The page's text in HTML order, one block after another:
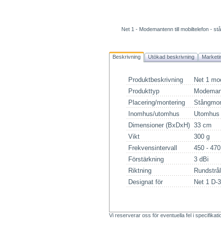
Net 1 - Modemantenn till mobiltelefon -
Beskrivning Utökad beskrivning
Produktbeskrivning
Net 1
Produkttyp
Placering/montering
Inomhus/utomhus
Utomhus
Dimensioner (BxDxH) 33 cm
Vikt
300 g
Frekvensintervall
450 -
Förstärkning
3 dBi
Riktning
Designat för
Net 1 D-
Vi reserverar oss för eventuella fel i